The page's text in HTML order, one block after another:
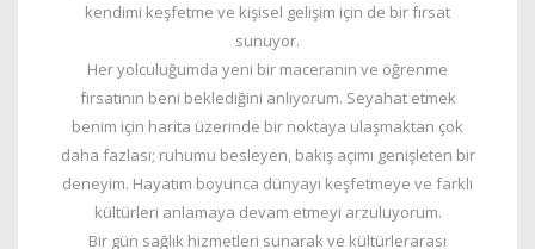
kendimi keşfetme ve kişisel gelişim için de bir fırsat
sunuyor.
Her yolculuğumda yeni bir maceranın ve öğrenme
fırsatının beni beklediğini anlıyorum. Seyahat etmek
benim için harita üzerinde bir noktaya ulaşmaktan çok
daha fazlası; ruhumu besleyen, bakış açımı genişleten bir
deneyim. Hayatım boyunca dünyayı keşfetmeye ve farklı
kültürleri anlamaya devam etmeyi arzuluyorum.
Bir gün sağlık hizmetleri sunarak ve kültürlerarası